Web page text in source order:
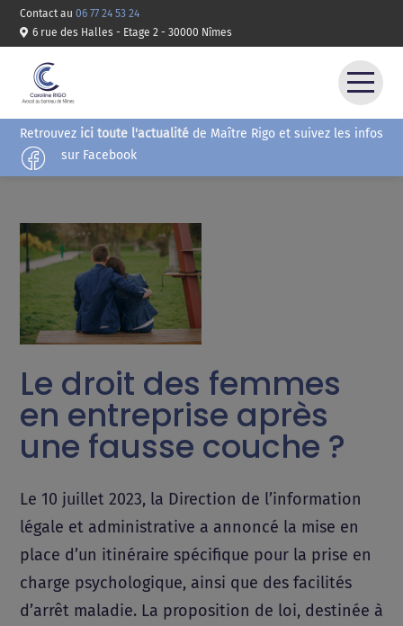
Contact au 06 77 24 53 24
6 rue des Halles - Etage 2 - 30000 Nîmes
ACCUEIL
COMPÉTENCES
HONORAIRES
CONTACT
Retrouvez ici toute l'actualité de Maître Rigo et suivez les infos
sur Facebook
Le droit des femmes
en entreprise après
une fausse couche ?
Le 10 juillet 2023, la Direction de l’information
légale et administrative a annoncé la mise en
place d’un itinéraire spécifique pour la prise en
charge psychologique, ainsi que des facilités
d’arrêt maladie. La proposition de loi, destinée à